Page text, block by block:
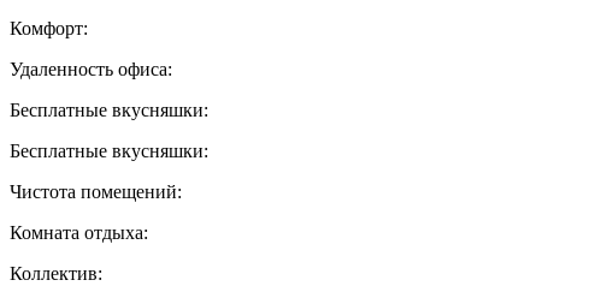
Комфорт:
Удаленность офиса:
Бесплатные вкусняшки:
Бесплатные вкусняшки:
Чистота помещений:
Комната отдыха:
Коллектив: